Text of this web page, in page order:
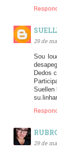
29 de
Sou
Dedos
Suellen
29 de